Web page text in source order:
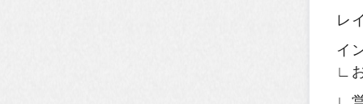
レ
イ
∟